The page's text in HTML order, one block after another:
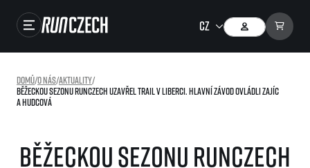
Výsledky
RunCzech Store
Domů/O nás/Aktuality/
Běžeckou sezonu RunCzech uzavřel trail v Liberci. Hlavní závod ovládli Zajíc
a Hudcová
Běžeckou sezonu RunCzech